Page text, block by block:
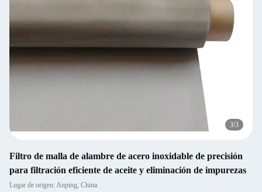
1/3
Filtro de malla de alambre de acero inoxidable de precisión
para filtración eficiente de aceite y eliminación de impurezas
Lugar de origen: Anping, China